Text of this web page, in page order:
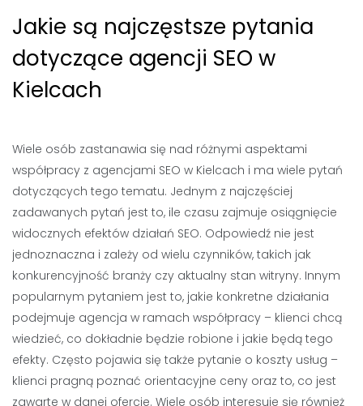
Jakie są najczęstsze pytania
dotyczące agencji SEO w
Kielcach
Wiele osób zastanawia się nad różnymi aspektami
współpracy z agencjami SEO w Kielcach i ma wiele pytań
dotyczących tego tematu. Jednym z najczęściej
zadawanych pytań jest to, ile czasu zajmuje osiągnięcie
widocznych efektów działań SEO. Odpowiedź nie jest
jednoznaczna i zależy od wielu czynników, takich jak
konkurencyjność branży czy aktualny stan witryny. Innym
popularnym pytaniem jest to, jakie konkretne działania
podejmuje agencja w ramach współpracy – klienci chcą
wiedzieć, co dokładnie będzie robione i jakie będą tego
efekty. Często pojawia się także pytanie o koszty usług –
klienci pragną poznać orientacyjne ceny oraz to, co jest
zawarte w danej ofercie. Wiele osób interesuje się również